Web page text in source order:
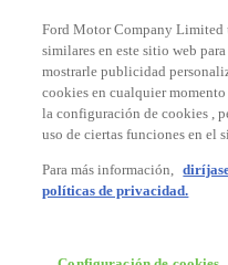
Política de privacidad
Mi Cuenta
Iniciar sesión /
Mis pedidos
País
© 2026 Ford España, S.L.
Ford Motor Company
similares en este sitio web
mostrarle publicidad
cookies en cualquier
la configuración de cookies ,
uso de ciertas funciones en el
Para más información,
políticas de privacidad.